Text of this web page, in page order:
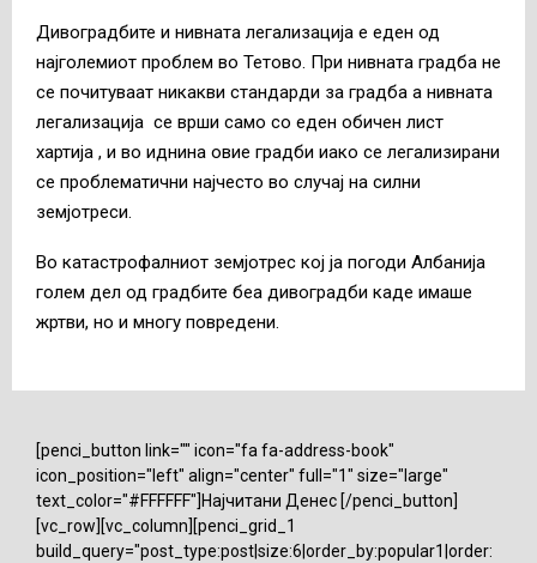
Дивоградбите и нивната легализација е еден од
најголемиот проблем во Тетово. При нивната градба не
се почитуваат никакви стандарди за градба а нивната
легализација се врши само со еден обичен лист
хартија , и во иднина овие градби иако се легализирани
се проблематични најчесто во случај на силни
земјотреси.
Во катастрофалниот земјотрес кој ја погоди Албанија
голем дел од градбите беа дивоградби каде имаше
жртви, но и многу повредени.
[penci_button link="" icon="fa fa-address-book"
icon_position="left" align="center" full="1" size="large"
text_color="#FFFFFF"]Најчитани Денес [/penci_button]
[vc_row][vc_column][penci_grid_1
build_query="post_type:post|size:6|order_by:popular1|order: